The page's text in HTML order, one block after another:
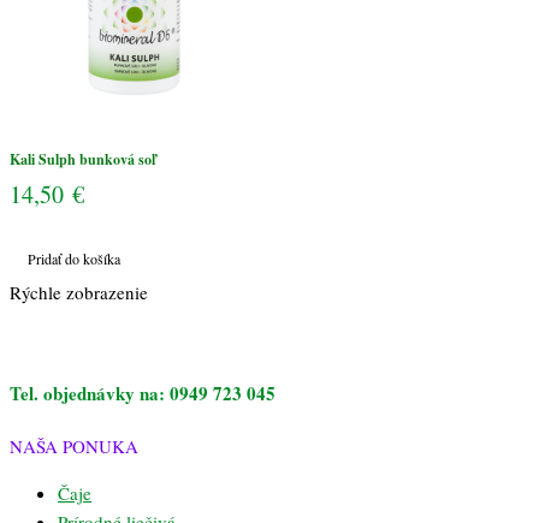
Kali Sulph bunková soľ
14,50 €
Pridať do košíka
Rýchle zobrazenie
Tel. objednávky na: 0949 723 045
NAŠA PONUKA
Čaje